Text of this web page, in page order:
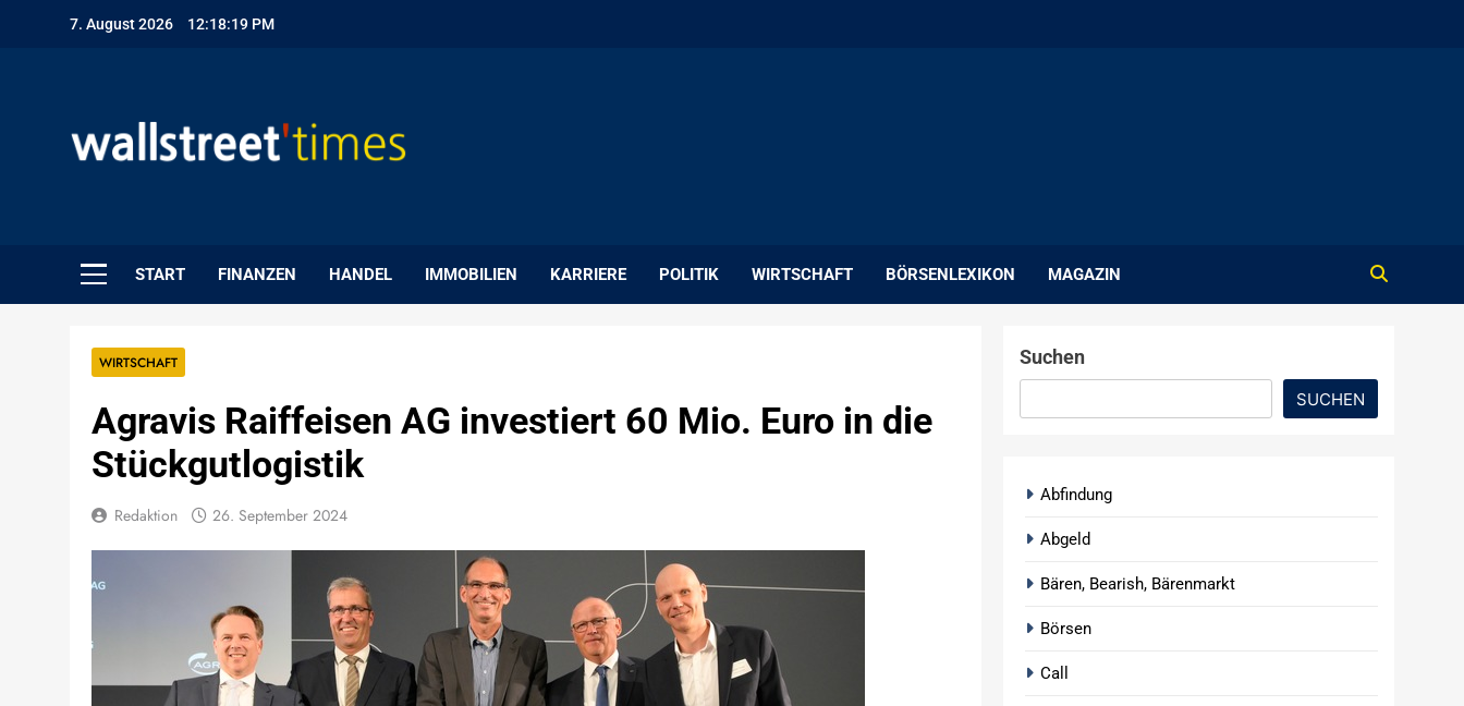
7. August 2026 12:18:20 PM
START FINANZEN HANDEL IMMOBILIEN KARRIERE POLITIK WIRTSCHAFT BÖRSENLEXIKON MAGAZIN
WIRTSCHAFT
Agravis Raiffeisen AG investiert 60 Mio. Euro in die
Stückgutlogistik
Redaktion 26. September 2024
Suchen
SUCHEN
Abfindung
Abgeld
Bären, Bearish, Bärenmarkt
Börsen
Call